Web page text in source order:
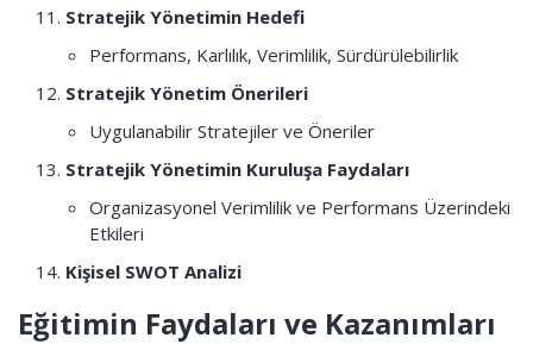
Stratejik Yönetimin Hedefi
Performans, Karlılık, Verimlilik, Sürdürülebilirlik
Stratejik Yönetim Önerileri
Uygulanabilir Stratejiler ve Öneriler
Stratejik Yönetimin Kuruluşa Faydaları
Organizasyonel Verimlilik ve Performans Üzerindeki
Etkileri
Kişisel SWOT Analizi
Eğitimin Faydaları ve Kazanımları